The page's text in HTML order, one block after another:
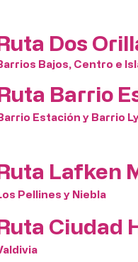
Dos
Bajos, Centro e
Barrio
Estación y Barrio
Lafken
Pellines y Niebla
Ciudad